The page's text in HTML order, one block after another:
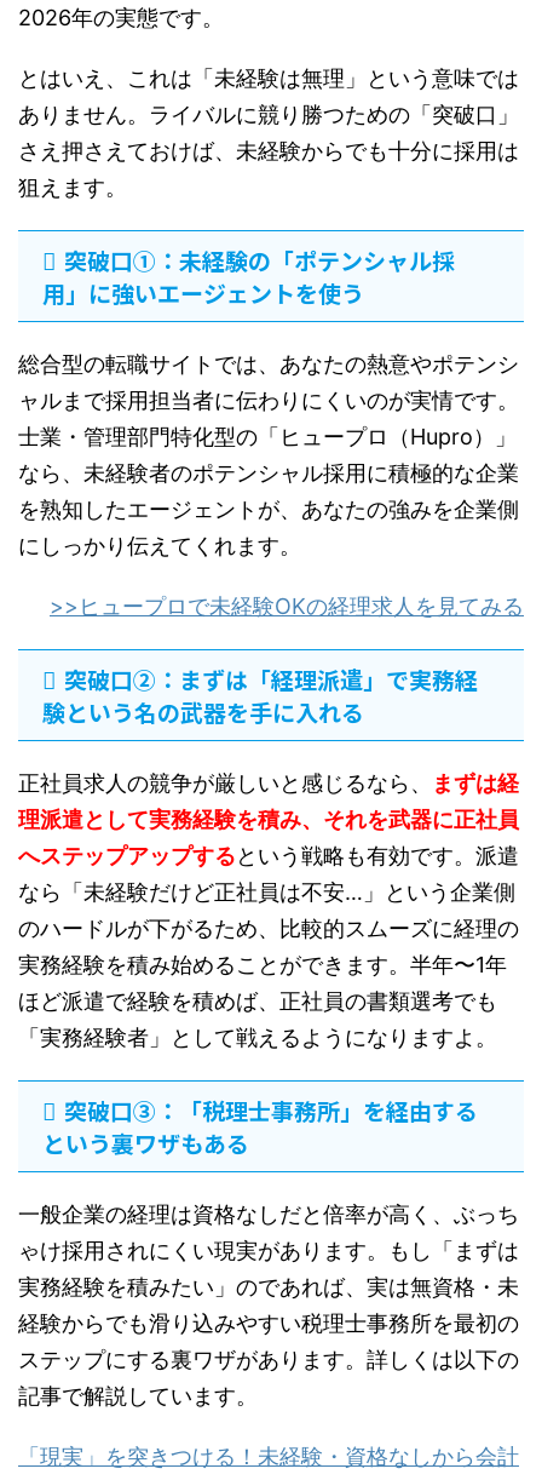
2026年の実態です。
とはいえ、これは「未経験は無理」という意味では
ありません。ライバルに競り勝つための「突破口」
さえ押さえておけば、未経験からでも十分に採用は
狙えます。
突破口①：未経験の「ポテンシャル採
用」に強いエージェントを使う
総合型の転職サイトでは、あなたの熱意やポテンシ
ャルまで採用担当者に伝わりにくいのが実情です。
士業・管理部門特化型の「ヒュープロ（Hupro）」
なら、未経験者のポテンシャル採用に積極的な企業
を熟知したエージェントが、あなたの強みを企業側
にしっかり伝えてくれます。
>>ヒュープロで未経験OKの経理求人を見てみる
突破口②：まずは「経理派遣」で実務経
験という名の武器を手に入れる
正社員求人の競争が厳しいと感じるなら、
まずは経
理派遣として実務経験を積み、それを武器に正社員
へステップアップするという戦略も有効です。派遣
なら「未経験だけど正社員は不安…」という企業側
のハードルが下がるため、比較的スムーズに経理の
実務経験を積み始めることができます。半年〜1年
ほど派遣で経験を積めば、正社員の書類選考でも
「実務経験者」として戦えるようになりますよ。
突破口③：「税理士事務所」を経由する
という裏ワザもある
一般企業の経理は資格なしだと倍率が高く、ぶっち
ゃけ採用されにくい現実があります。もし「まずは
実務経験を積みたい」のであれば、実は無資格・未
経験からでも滑り込みやすい税理士事務所を最初の
ステップにする裏ワザがあります。詳しくは以下の
記事で解説しています。
「現実」を突きつける！未経験・資格なしから会計